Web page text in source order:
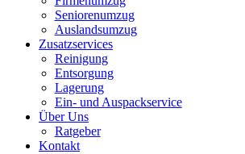
Seniorenumzug
Auslandsumzug
Zusatzservices
Reinigung
Entsorgung
Lagerung
Ein- und Auspackservice
Über Uns
Ratgeber
Kontakt